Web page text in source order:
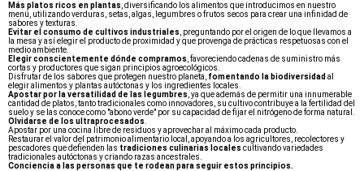
Más platos ricos en plantas , diversificando los alimentos que introducimos en nuestro
menú, utilizando verduras, setas, algas, legumbres o frutos secos para crear una infinidad de
sabores y texturas.
Evitar el consumo de cultivos industriales , preguntando por el origen de lo que llevamos a
la mesa y así elegir el producto de proximidad y que provenga de prácticas respetuosas con el
medio ambiente.
Elegir conscientemente dónde compramos , favoreciendo cadenas de suministro más
cortas y productores que sigan principios agroecológicos.
Disfrutar de los sabores que protegen nuestro planeta, fomentando la biodiversidad al
elegir alimentos y plantas autóctonas y los ingredientes locales.
Apostar por la versatilidad de las legumbres , ya que además de permitir una innumerable
cantidad de platos, tanto tradicionales como innovadores, su cultivo contribuye a la fertilidad del
suelo y se las conoce como "abono verde" por su capacidad de fijar el nitrógeno de forma natural.
Olvidarse de los ultraprocesados
Apostar por una cocina libre de residuos y aprovechar al máximo cada producto.
Restaurar el valor del patrimonio alimentario local, apoyando a los agricultores, recolectores y
pescadores que defienden las tradiciones culinarias locales cultivando variedades
tradicionales autóctonas y criando razas ancestrales.
Conciencia a las personas que te rodean para seguir estos principios.